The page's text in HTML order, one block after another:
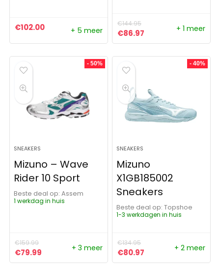
€102.00 + 5 meer
€144.95
Oorspronkelijke prijs was:
€86.97 Huidige prijs is:
+ 1 meer
- 50%
SNEAKERS
Mizuno – Wave
Rider 10 Sport
Beste deal op:
Assem
1 werkdag in huis
€159.99
Oorspronkelijke prijs was: €159.99.
€79.99 Huidige prijs is: €79.99.
+ 3 meer
- 40%
SNEAKERS
Mizuno
X1GB185002
Sneakers
Beste deal op:
Topshoe
1-3 werkdagen in huis
€134.95
Oorspronkelijke prijs was:
€80.97 Huidige prijs is:
+ 2 meer